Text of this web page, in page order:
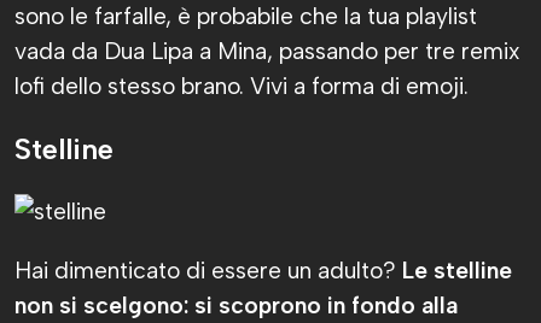
sono le farfalle, è probabile che la tua playlist
vada da Dua Lipa a Mina, passando per tre remix
lofi dello stesso brano. Vivi a forma di emoji.
Stelline
Hai dimenticato di essere un adulto? Le stelline
non si scelgono: si scoprono in fondo alla